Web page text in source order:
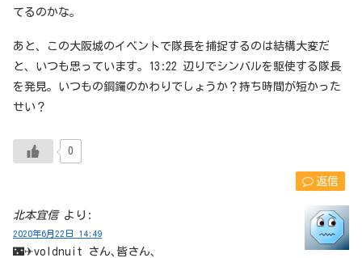
てるのかな。
あと、この大阪城のイベントで隊長を捕捉するのは結構大変だ
と、いつも思っています。13:22 辺りでシンバルを駆使する隊長
を発見。いつもの銅鑼のかわりでしょうか？持ち時間が短かった
せい？
0
返信
北本宜信 より:
2020年6月22日 14:49
🌃✈voldnuit さん､皆さん､